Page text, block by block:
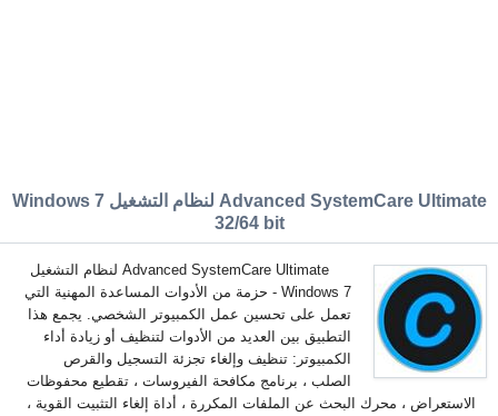
Advanced SystemCare Ultimate لنظام التشغيل Windows 7
32/64 bit
Advanced SystemCare Ultimate لنظام التشغيل
Windows 7 - حزمة من الأدوات المساعدة المهنية التي
تعمل على تحسين عمل الكمبيوتر الشخصي. يجمع هذا
التطبيق بين العديد من الأدوات لتنظيف أو زيادة أداء
الكمبيوتر: تنظيف وإلغاء تجزئة التسجيل والقرص
الصلب ، برنامج مكافحة الفيروسات ، تقطيع محفوظات
الاستعراض ، محرك البحث عن الملفات المكررة ، أداة إلغاء التثبيت القوية ،